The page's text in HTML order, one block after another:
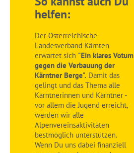
helfen:
Der Österreichische
Landesverband Kärnten
erwartet sich "Ein klares Votum
gegen die Verbauung der
Kärntner Berge". Damit das
gelingt und das Thema alle
Kärntnerinnen und Kärntner -
vor allem die Jugend erreicht,
werden wir alle
Alpenvereinsaktivitäten
bestmöglich unterstützen.
Wenn Du uns dabei finanziell